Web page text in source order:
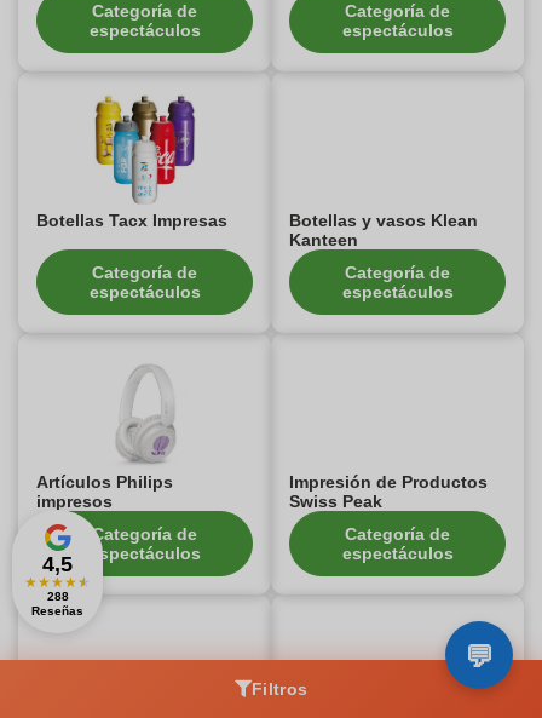
Categoría de
espectáculos
Categoría de
espectáculos
Botellas Tacx Impresas
Categoría de
espectáculos
Botellas y vasos Klean
Kanteen
Categoría de
espectáculos
Artículos Philips
impresos
Categoría de
espectáculos
Impresión de Productos
Swiss Peak
Categoría de
espectáculos
Filtros
4,5
★★★★★
288
Reseñas